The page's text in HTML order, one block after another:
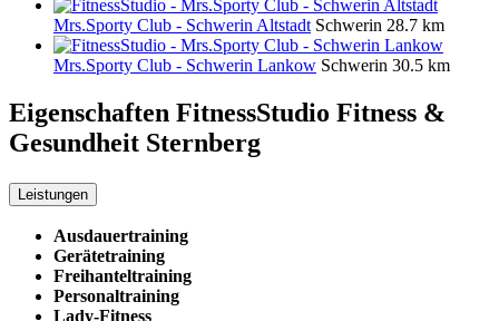
Mrs.Sporty Club - Schwerin Altstadt Schwerin 28.7 km
Mrs.Sporty Club - Schwerin Lankow Schwerin 30.5 km
Eigenschaften FitnessStudio Fitness &
Gesundheit Sternberg
Leistungen
Ausdauertraining
Gerätetraining
Freihanteltraining
Personaltraining
Lady-Fitness